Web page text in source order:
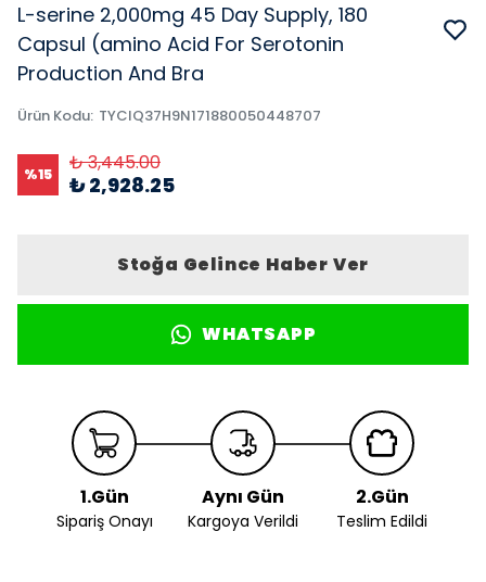
L-serine 2,000mg 45 Day Supply, 180
Capsul (amino Acid For Serotonin
Production And Bra
Ürün Kodu: TYCIQ37H9N171880050448707
%15 ₺ 3,445.00
₺ 2,928.25
Stoğa Gelince Haber Ver
WHATSAPP
1.Gün
Sipariş Onayı
Aynı Gün
Kargoya Verildi
2.Gün
Teslim Edildi